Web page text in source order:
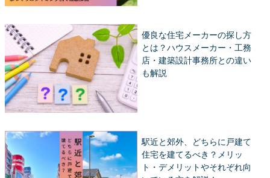
優良な住宅メーカーの探し方
とは？ハウスメーカー・工務
店・建築設計事務所との違い
も解説
駅近と郊外、どちらに戸建て
住宅を建てるべき？メリッ
ト・デメリットやそれぞれ向